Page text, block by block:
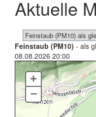
Aktuelle
Feinstaub (PM10) - als
08.08.2026 20:00
+
–